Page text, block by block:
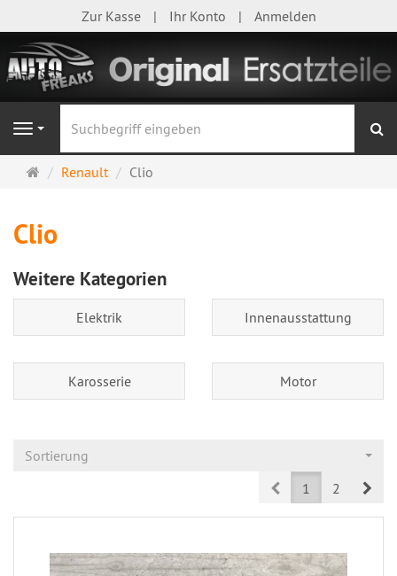
Zur Kasse Ihr Konto Anmelden
Navigation
Startseite
Renault Clio
Clio
Weitere Kategorien
Elektrik Innenausstattung
Karosserie Motor
Sortierung
Prev1 2